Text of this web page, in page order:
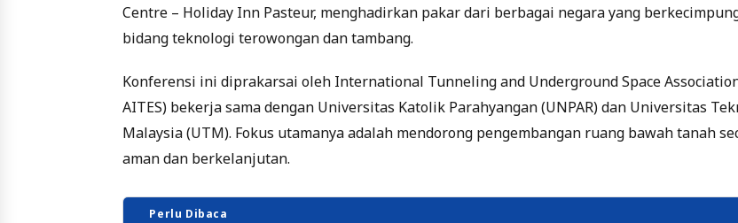
Centre – Holiday Inn Pasteur, menghadirkan pakar dari berbagai negara yang
bidang teknologi terowongan dan tambang.
Konferensi ini diprakarsai oleh International Tunneling and Underground Space
AITES) bekerja sama dengan Universitas Katolik Parahyangan (UNPAR) dan Universitas
Malaysia (UTM). Fokus utamanya adalah mendorong pengembangan ruang bawah tanah
aman dan berkelanjutan.
Perlu Dibaca